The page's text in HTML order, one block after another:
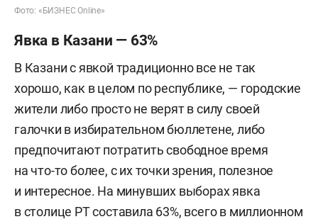
Фото: «БИЗНЕС Online»
Явка в Казани — 63%
В Казани с явкой традиционно все не так
хорошо, как в целом по республике, — городские
жители либо просто не верят в силу своей
галочки в избирательном бюллетене, либо
предпочитают потратить свободное время
на что-то более, с их точки зрения, полезное
и интересное. На минувших выборах явка
в столице РТ составила 63%, всего в миллионном